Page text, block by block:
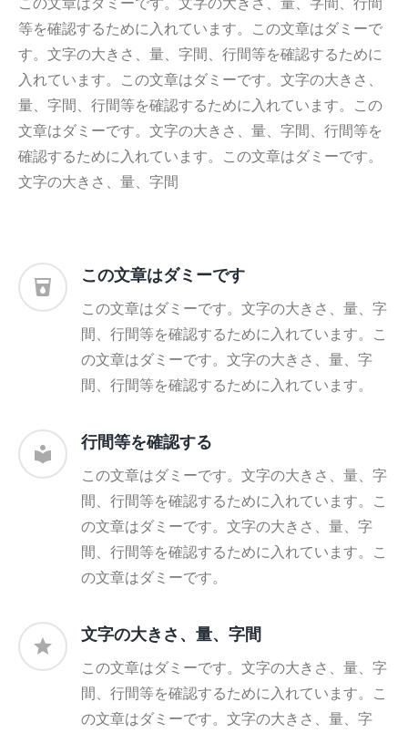
等を確認するために入れています。この文章はダミーで
す。文字の大きさ、量、字間、行間等を確認するために
入れています。この文章はダミーです。文字の大きさ、
量、字間、行間等を確認するために入れています。この
文章はダミーです。文字の大きさ、量、字間、行間等を
確認するために入れています。この文章はダミーです。
文字の大きさ、量、字間
この文章はダミーです
この文章はダミーです。文字の大きさ、量、字
間、行間等を確認するために入れています。こ
の文章はダミーです。文字の大きさ、量、字
間、行間等を確認するために入れています。
行間等を確認する
この文章はダミーです。文字の大きさ、量、字
間、行間等を確認するために入れています。こ
の文章はダミーです。文字の大きさ、量、字
間、行間等を確認するために入れています。こ
の文章はダミーです。
文字の大きさ、量、字間
この文章はダミーです。文字の大きさ、量、字
間、行間等を確認するために入れています。こ
の文章はダミーです。文字の大きさ、量、字